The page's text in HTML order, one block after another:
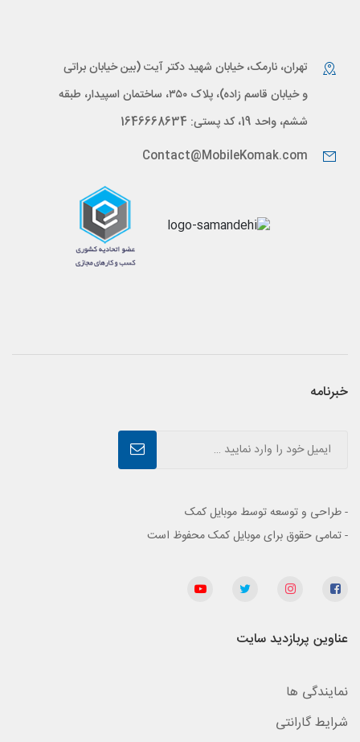
تهران، نارمک، خیابان شهید دکتر آیت (بین خیابان براتی
و خیابان قاسم زاده)، پلاک ۳۵۰، ساختمان اسپیدار، طبقه
ششم، واحد 19، کد پستی: 1646668634
Contact@MobileKomak.com
خبرنامه
- طراحی و توسعه توسط موبایل کمک
- تمامی حقوق برای موبایل کمک محفوظ است
عناوین پربازدید سایت
نمایندگی ها
شرایط گارانتی